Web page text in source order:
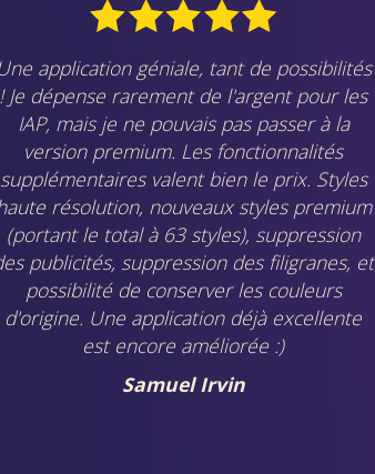
application géniale, tant de possibilités
! Je dépense rarement de l'argent pour les
IAP, mais je ne pouvais pas passer à la
version premium. Les fonctionnalités
supplémentaires valent bien le prix. Styles
résolution, nouveaux styles premium
(portant le total à 63 styles), suppression
publicités, suppression des filigranes, et
possibilité de conserver les couleurs
d'origine. Une application déjà excellente
est encore améliorée :)
Samuel Irvin